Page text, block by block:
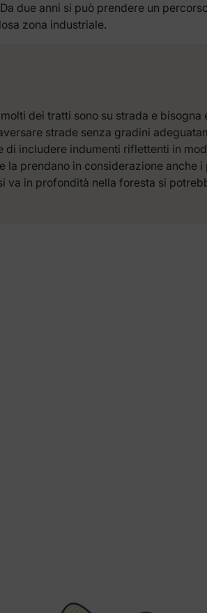
due anni si può prendere un
zona industriale.
dei tratti sono su strada e
strade senza gradini
includere indumenti riflettenti in
la prendano in considerazione anche
in profondità nella foresta si